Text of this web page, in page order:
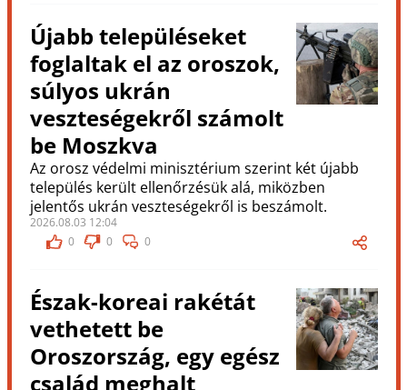
Újabb településeket
foglaltak el az oroszok,
súlyos ukrán
veszteségekről számolt
be Moszkva
Az orosz védelmi minisztérium szerint két újabb
település került ellenőrzésük alá, miközben
jelentős ukrán veszteségekről is beszámolt.
2026.08.03 12:04
0
0 0
Észak-koreai rakétát
vethetett be
Oroszország, egy egész
család meghalt